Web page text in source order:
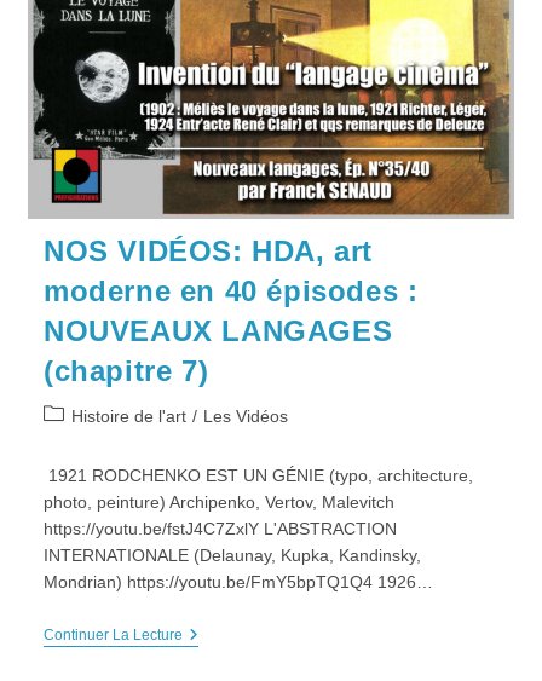
Studio
Déclic,
Samedi
19
Juin
2021
NOS VIDÉOS: HDA, art
moderne en 40 épisodes :
NOUVEAUX LANGAGES
(chapitre 7)
PostHistoire de l'art / Les Vidéos
1921 RODCHENKO EST UN GÉNIE (typo, architecture,
photo, peinture) Archipenko, Vertov, Malevitch
https://youtu.be/fstJ4C7ZxlY L'ABSTRACTION
INTERNATIONALE (Delaunay, Kupka, Kandinsky,
Mondrian) https://youtu.be/FmY5bpTQ1Q4 1926…
Continuer La LectureNOS